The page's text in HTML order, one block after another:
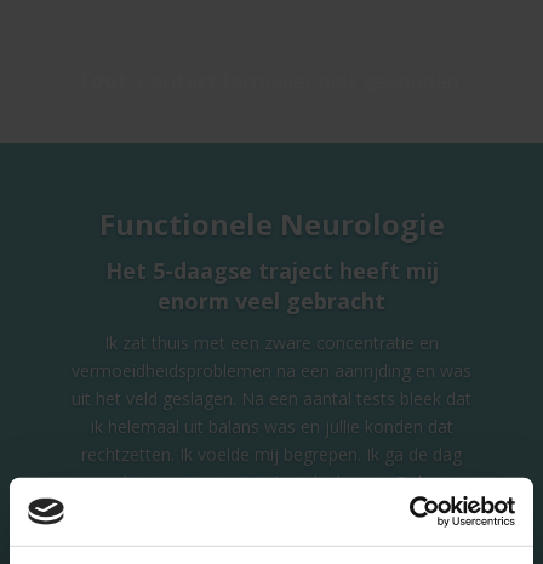
Functionele Neurologie
Het 5-daagse traject heeft mij
enorm veel gebracht
Ik zat thuis met een zware concentratie en
vermoeidheidsproblemen na een aanrijding en was
uit het veld geslagen. Na een aantal tests bleek dat
ik helemaal uit balans was en jullie konden dat
rechtzetten. Ik voelde mij begrepen. Ik ga de dag
weer door met energie! - Jan, deelnemer 5-daagse